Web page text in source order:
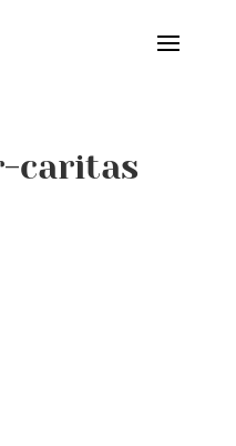
caritas